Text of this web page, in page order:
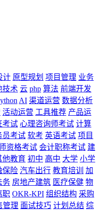
计 原型规划 项目管理 业务
技术 云 php 算法 前端开发
AI 渠道运营 数据分析
活动运营 工具推荐 产品运
考试 心理咨询师考试 计算
员考试 软考 英语考试 项目
资格考试 会计职称考试 建
他教育 初中 高中 大学 小学
保险 汽车出行 教育培训
加
务 房地产建筑 医疗保健 物
职 OKR-KPI 组织结构 采购
管理 面试技巧 计划总结 综